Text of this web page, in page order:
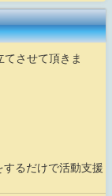
させて頂きま
するだけで活動支援